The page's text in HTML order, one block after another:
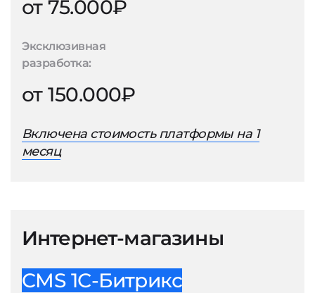
от 75.000₽
Эксклюзивная
разработка:
от 150.000₽
Включена стоимость платформы на 1
месяц
Интернет-магазины
CMS 1С-Битрикс